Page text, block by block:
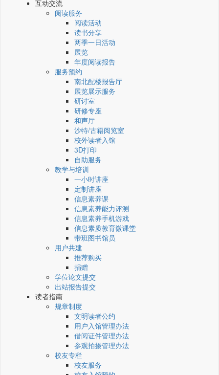
互动交流
阅读服务
阅读活动
读书分享
两季一日活动
展览
年度阅读报告
服务预约
南北配楼报告厅
展览展示服务
研讨室
研修专座
和声厅
沙特/古籍阅览室
校外读者入馆
3D打印
自助服务
教学与培训
一小时讲座
定制讲座
信息素养课
信息素养能力评测
信息素养手机游戏
信息素质教育微课堂
带班图书馆员
用户共建
推荐购买
捐赠
学位论文提交
出站报告提交
读者指南
规章制度
文明读者公约
用户入馆管理办法
借阅证件管理办法
参观拍摄管理办法
校友专栏
校友服务